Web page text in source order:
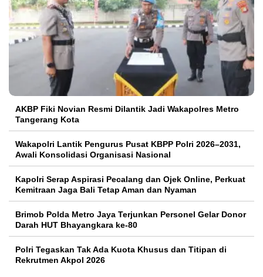
AKBP Fiki Novian Resmi Dilantik Jadi Wakapolres Metro
Tangerang Kota
Wakapolri Lantik Pengurus Pusat KBPP Polri 2026–2031,
Awali Konsolidasi Organisasi Nasional
Kapolri Serap Aspirasi Pecalang dan Ojek Online, Perkuat
Kemitraan Jaga Bali Tetap Aman dan Nyaman
Brimob Polda Metro Jaya Terjunkan Personel Gelar Donor
Darah HUT Bhayangkara ke-80
Polri Tegaskan Tak Ada Kuota Khusus dan Titipan di
Rekrutmen Akpol 2026